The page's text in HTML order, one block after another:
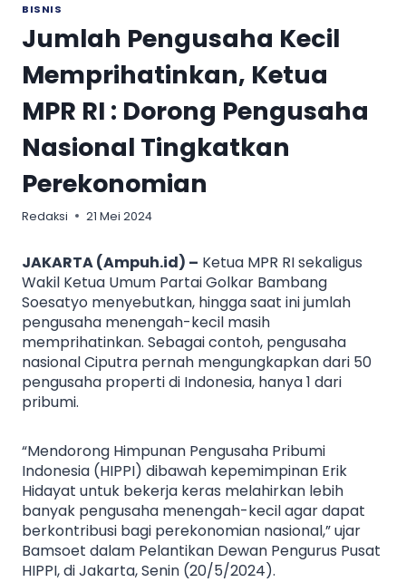
BISNIS
Jumlah Pengusaha Kecil
Memprihatinkan, Ketua
MPR RI : Dorong Pengusaha
Nasional Tingkatkan
Perekonomian
Redaksi 21 Mei 2024
JAKARTA (Ampuh.id) – Ketua MPR RI sekaligus
Wakil Ketua Umum Partai Golkar Bambang
Soesatyo menyebutkan, hingga saat ini jumlah
pengusaha menengah-kecil masih
memprihatinkan. Sebagai contoh, pengusaha
nasional Ciputra pernah mengungkapkan dari 50
pengusaha properti di Indonesia, hanya 1 dari
pribumi.
“Mendorong Himpunan Pengusaha Pribumi
Indonesia (HIPPI) dibawah kepemimpinan Erik
Hidayat untuk bekerja keras melahirkan lebih
banyak pengusaha menengah-kecil agar dapat
berkontribusi bagi perekonomian nasional,” ujar
Bamsoet dalam Pelantikan Dewan Pengurus Pusat
HIPPI, di Jakarta, Senin (20/5/2024).